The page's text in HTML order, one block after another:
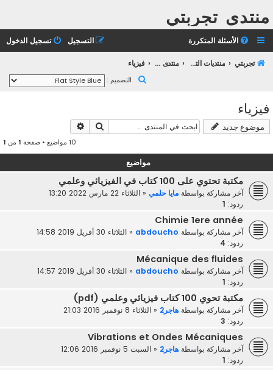
منتدى تجربتي
الأسئلة المتكررة تسجيل الدخول التسجيل
تجربتي منتديات التعليم الثانوي منتدى التعليم الجامعي فيزياء
التصميم :
فيزياء
موضوع جديد بحث
10 مواضيع • صفحة 1 من 1
مواضيع
مكتبة تحتوي على 100 كتاب في الفيزيائي وعلمي
آخر مشاركة بواسطة مايا حلمي « الثلاثاء 22 مارس 2022 13:20
ردود: 1
Chimie 1ere année
آخر مشاركة بواسطة abdoucho
« الثلاثاء 30 أفريل 2019 14:58
ردود: 4
Mécanique des fluides
آخر مشاركة بواسطة abdoucho
« الثلاثاء 30 أفريل 2019 14:57
ردود: 1
مكتبة تحوي 100 كتاب فيزيائي وعلمي (pdf)
آخر مشاركة بواسطة هاجر2 « الثلاثاء 8 نوفمبر 2016 21:03
ردود: 3
Vibrations et Ondes Mécaniques
آخر مشاركة بواسطة هاجر2 « السبت 5 نوفمبر 2016 12:06
ردود: 1